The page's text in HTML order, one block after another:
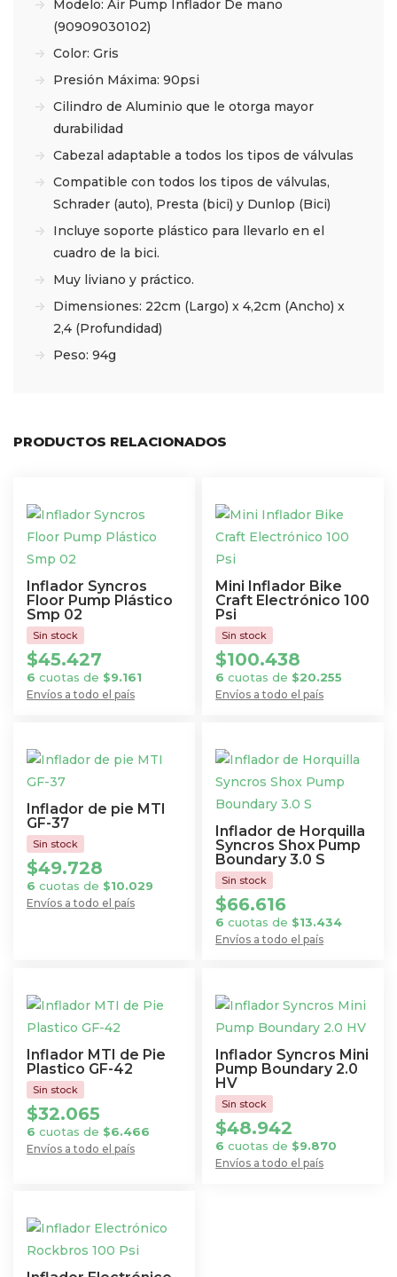
Modelo: Air Pump Inflador De mano
(90909030102)
Color: Gris
Presión Máxima: 90psi
Cilindro de Aluminio que le otorga mayor
durabilidad
Cabezal adaptable a todos los tipos de válvulas
Compatible con todos los tipos de válvulas,
Schrader (auto), Presta (bici) y Dunlop (Bici)
Incluye soporte plástico para llevarlo en el
cuadro de la bici.
Muy liviano y práctico.
Dimensiones: 22cm (Largo) x 4,2cm (Ancho) x
2,4 (Profundidad)
Peso: 94g
PRODUCTOS RELACIONADOS
Inflador Syncros
Floor Pump Plástico
Smp 02
Envíos a todo el país
$45.427
6 cuotas de $9.161
Mini Inflador Bike
Craft Electrónico 100
Psi
Envíos a todo el país
$100.438
6 cuotas de $20.255
Inflador de pie MTI
GF-37
Envíos a todo el país
$49.728
6 cuotas de $10.029
Inflador de Horquilla
Syncros Shox Pump
Boundary 3.0 S
Envíos a todo el país
$66.616
6 cuotas de $13.434
Inflador MTI de Pie
Plastico GF-42
Envíos a todo el país
$32.065
6 cuotas de $6.466
Inflador Syncros Mini
Pump Boundary 2.0
HV
Envíos a todo el país
$48.942
6 cuotas de $9.870